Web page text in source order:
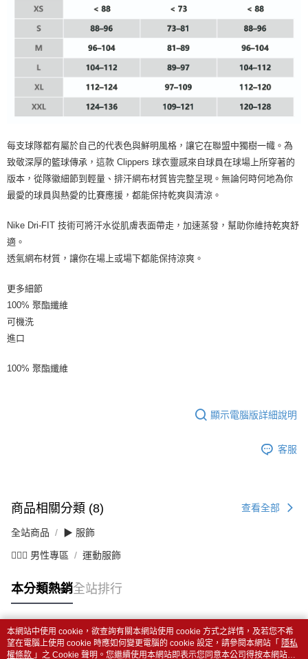
每支球隊都有屬於自己的代表色與鮮明風格，讓它在聯盟中獨樹一幟。為
致敬深厚的籃球傳承，這款 Clippers 球衣靈感來自球員在球場上所穿著的
版本，從隊徽細節到輕量、排汗網布材質皆完整呈現。無論何時何地為你
最愛的球員與熱愛的比賽應援，都能保持乾爽與清涼。
Nike Dri-FIT 技術可將汗水從肌膚表面帶走，加速蒸發，幫助你維持乾爽舒
適。
透氣網布材質，讓你在場上或場下都能保持涼爽。
更多細節
100% 聚酯纖維
可機洗
進口
100% 聚酯纖維
顯示電腦版詳細說明
客服
商品相關分類 (8) 查看全部
全站商品 ▶ 服飾
💁🏻‍♂️ 男性專區 運動服飾
本分類熱銷全站排行
熱門標籤
本網站中使用 cookie，欲查詢有關本網站使用 cookie 方式之詳情，及若您不希
望在電腦上使用 cookie 時應如何變更電腦的 cookie 設定，請參閱本網站「 隱私
權條款 」之 Cookie 聲明。您繼續使用本網站即表示您同意本公司得按本網站使